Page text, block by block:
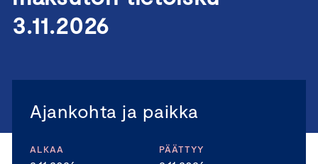
3.11.2026
Ajankohta ja paikka
ALKAA PÄÄTTYY